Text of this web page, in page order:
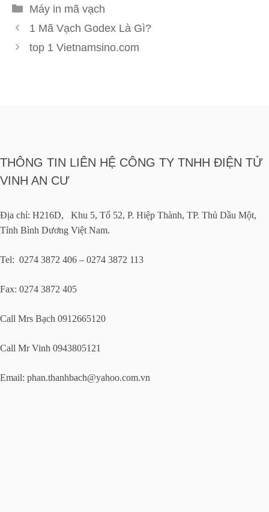
Danh
mục
Máy in mã vạch
1 Mã Vạch Godex Là Gì?
top 1 Vietnamsino.com
THÔNG TIN LIÊN HỆ CÔNG TY TNHH ĐIỆN TỬ
VINH AN CƯ
Địa chỉ: H216D, Khu 5, Tổ 52, P. Hiệp Thành, TP. Thủ Dầu Một,
Tỉnh Bình Dương Việt Nam.
Tel: 0274 3872 406 – 0274 3872 113
Fax: 0274 3872 405
Call Mrs Bạch 0912665120
Call Mr Vinh 0943805121
Email: phan.thanhbach@yahoo.com.vn